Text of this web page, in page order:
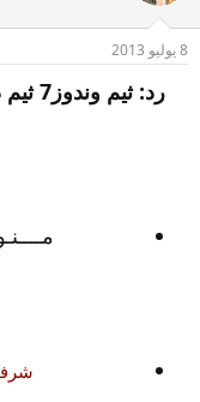
8 يوليو 2013
رد: